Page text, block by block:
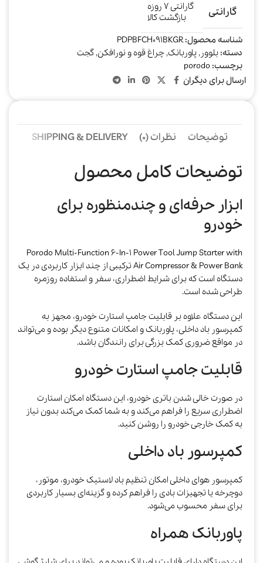
گارانتی
گارانتی ۷ روزه
بازگشت کالا
شناسه محصول:PDPBFCH091BKGR
دسته:بلوور , پاوربانک, چراغ قوه و نورافکن, گجت
برچسب:porodo
ارسال برای دیگران
توضیحات نظرات (0) SHIPPING & DELIVERY
توضیحات کامل محصول
ابزار حرفه‌ای و چندمنظوره برای
خودرو
Porodo Multi-Function 6-In-1 Power Tool Jump Starter with
Air Compressor & Power Bank ترکیبی از چند ابزار کاربردی در یک
دستگاه است که برای شرایط اضطراری، سفر و استفاده روزمره
طراحی شده است.
این دستگاه علاوه بر قابلیت جامپ استارت خودرو، مجهز به
کمپرسور باد داخلی، پاوربانک و امکانات متنوع دیگر بوده و می‌تواند
در مواقع ضروری کمک بزرگی برای رانندگان باشد.
قابلیت جامپ استارت خودرو
در صورت خالی شدن باتری خودرو، این دستگاه امکان استارت
اضطراری سریع را فراهم می‌کند و به شما کمک می‌کند بدون نیاز
به کمک خارجی خودرو را روشن کنید.
کمپرسور باد داخلی
کمپرسور هوای داخلی امکان تنظیم باد لاستیک خودرو، موتور،
دوچرخه یا تجهیزات بادی را فراهم کرده و گزینه‌ای بسیار کاربردی
برای سفر محسوب می‌شود.
پاوربانک همراه